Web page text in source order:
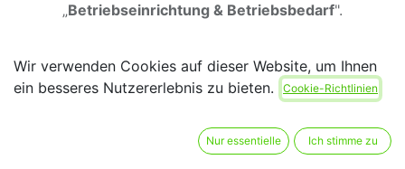
„Betriebseinrichtung & Betriebsbedarf".
Wir verwenden Cookies auf dieser Website, um Ihnen
ein besseres Nutzererlebnis zu bieten.
Cookie-Richtlinien
Nur essentielle Ich stimme zu